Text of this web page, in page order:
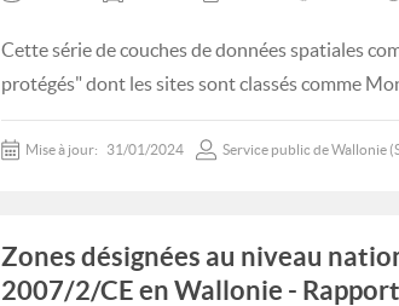
Cette série de couches de données spatiales
protégés" dont les sites sont classés comme
Mise à jour: 31/01/2024 Service public de Wallonie
Zones désignées au niveau
2007/2/CE en Wallonie -